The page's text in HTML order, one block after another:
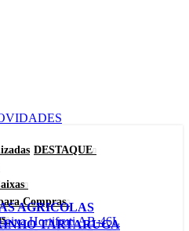
DESTAQUE
AGRICOLAS
Hortifruti AB-46L
TARTARUGA
Compras